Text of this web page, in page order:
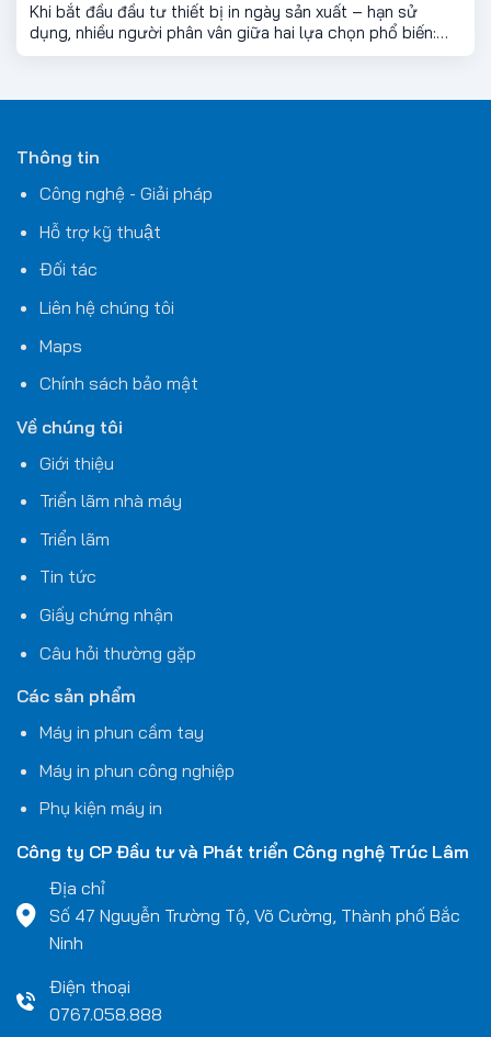
Khi bắt đầu đầu tư thiết bị in ngày sản xuất – hạn sử
dụng, nhiều người phân vân giữa hai lựa chọn phổ biến:
máy in date cầm tay và máy in date băng chuyền. Mỗi loại
đúng ngay từ đầu. Vậy đâu là giải pháp phù hợp với nhu
Thông tin
Công nghệ - Giải pháp
Hỗ trợ kỹ thuật
Đối tác
Liên hệ chúng tôi
Maps
Chính sách bảo mật
Về chúng tôi
Giới thiệu
Triển lãm nhà máy
Triển lãm
Tin tức
Giấy chứng nhận
Câu hỏi thường gặp
Các sản phẩm
Máy in phun cầm tay
Máy in phun công nghiệp
Phụ kiện máy in
Công ty CP Đầu tư và Phát triển Công nghệ Trúc Lâm
Địa chỉ
Số 47 Nguyễn Trường Tộ, Võ Cường, Thành phố Bắc
Ninh
Điện thoại
0767.058.888